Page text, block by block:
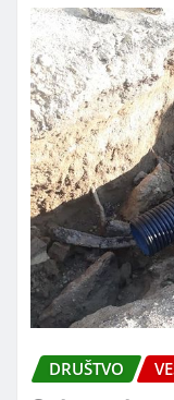
DRUŠTVO